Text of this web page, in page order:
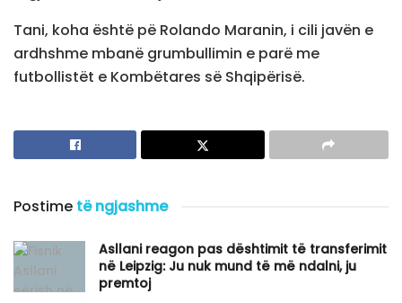
Tani, koha është pë Rolando Maranin, i cili javën e
ardhshme mbanë grumbullimin e parë me
futbollistët e Kombëtares së Shqipërisë.
Postime të ngjashme
Asllani reagon pas dështimit të transferimit
në Leipzig: Ju nuk mund të më ndalni, ju
premtoj